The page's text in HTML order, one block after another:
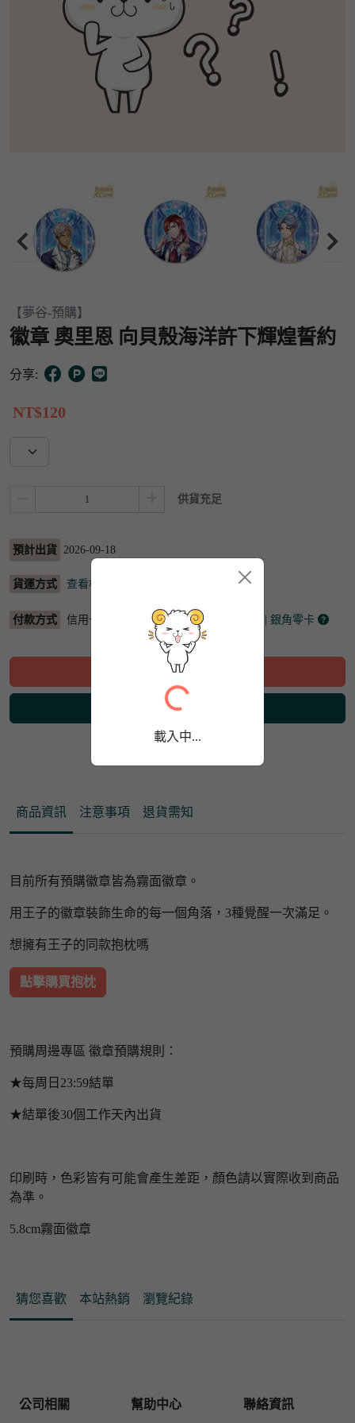
載入中...
載入中...
Item
2
of
5
【夢谷-預購】
徽章 奧里恩 向貝殼海洋許下輝煌誓約
分享:
NT$120
供貨充足
預計出貨 2026-09-18
貨運方式 查看相關資訊
付款方式 信用卡/金融卡 | ATM | Pi錢包 | 街口支付 | 銀角零卡
放入購物車
立即購買
商品資訊 注意事項 退貨需知
目前所有預購徽章皆為霧面徽章。
用王子的徽章裝飾生命的每一個角落，3種覺醒一次滿足。
想擁有王子的同款抱枕嗎
點擊購買抱枕
預購周邊專區 徽章預購規則：
★每周日23:59結單
★結單後30個工作天內出貨
印刷時，色彩皆有可能會產生差距，顏色請以實際收到商品
為準。
5.8cm霧面徽章
猜您喜歡 本站熱銷 瀏覽紀錄
公司相關 幫助中心 聯絡資訊